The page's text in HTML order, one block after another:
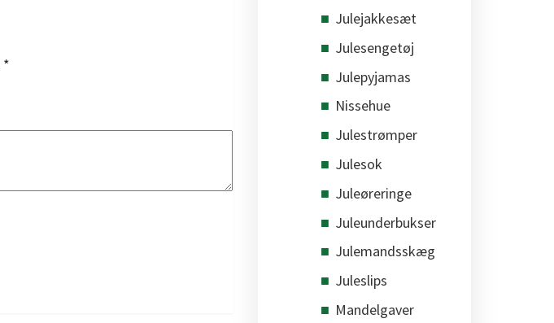
*
Julejakkesæt
Julesengetøj
Julepyjamas
Nissehue
Julestrømper
Julesok
Juleøreringe
Juleunderbukser
Julemandsskæg
Juleslips
Mandelgaver